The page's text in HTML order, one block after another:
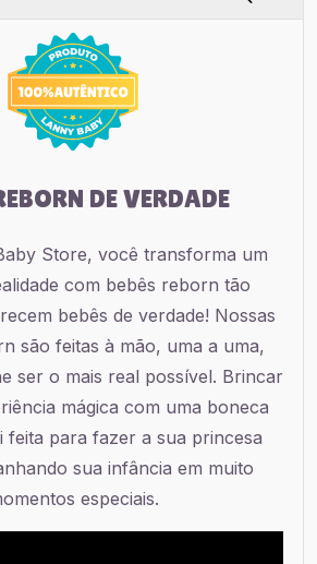
DE VERDADE
Store, você transforma um
com bebês reborn tão
bebês de verdade! Nossas
são feitas à mão, uma a uma,
ser o mais real possível. Brincar
mágica com uma boneca
feita para fazer a sua princesa
sua infância em muito
especiais.